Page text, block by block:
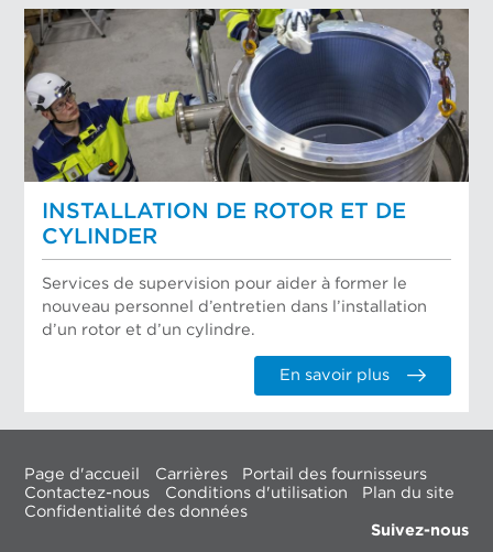
INSTALLATION DE ROTOR ET DE
CYLINDER
Services de supervision pour aider à former le
nouveau personnel d’entretien dans l’installation
d’un rotor et d’un cylindre.
En savoir plus
Page d'accueil Carrières
Portail des fournisseurs
Contactez-nous
Conditions d'utilisation
Plan du site
Confidentialité des données
Suivez-nous